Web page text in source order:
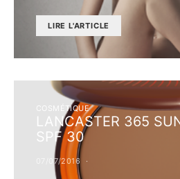
LIRE L'ARTICLE
COSMÉTIQUE
LANCASTER 365
SPF 30
07/07/2016